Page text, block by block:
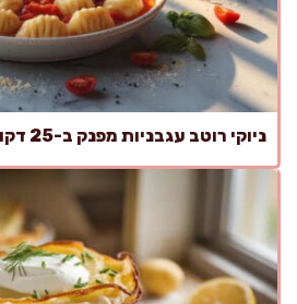
ניוקי רוטב עגבניות מפנק ב-25 דקות, בלי שמנת בכלל